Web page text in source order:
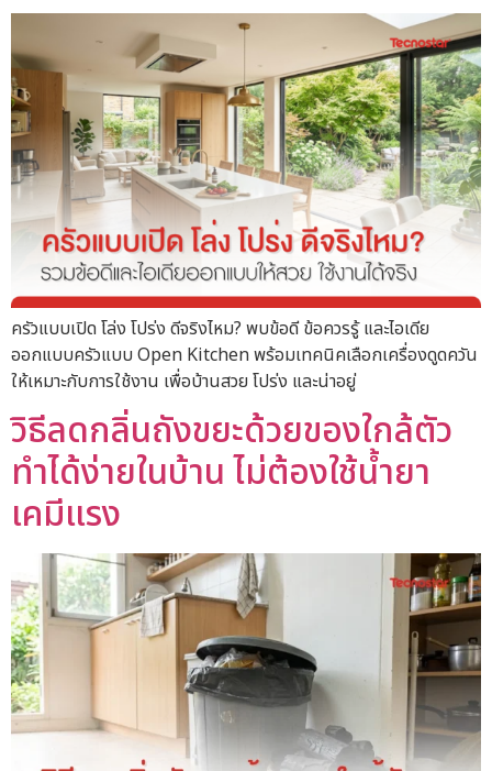
ครัวแบบเปิด โล่ง โปร่ง ดีจริงไหม? พบข้อดี ข้อควรรู้ และไอเดีย
ออกแบบครัวแบบ Open Kitchen พร้อมเทคนิคเลือกเครื่องดูดควัน
ให้เหมาะกับการใช้งาน เพื่อบ้านสวย โปร่ง และน่าอยู่
วิธีลดกลิ่นถังขยะด้วยของใกล้ตัว
ทำได้ง่ายในบ้าน ไม่ต้องใช้น้ำยา
เคมีแรง